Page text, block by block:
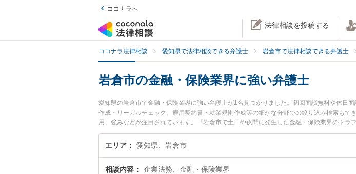
ココナラへ
法律相談を投稿する
ココナラ法律相談 愛知県で法律相談できる弁護士 岩倉市で法律相談できる弁護士
岩倉市の金融・保険業界に強い弁護士
愛知県の岩倉市で金融・保険業界に強い弁護士が1名見つかりました。初回面談無料や休日
作成・リーガルチェック、雇用契約書・就業規則作成等の細かな分野での絞り込み検索も
用、強みなどが注目されています。『岩倉市で土日や夜間に発生した金融・保険業界のト
くの弁護士を検索したい』『初回相談無料で金融・保険業界を法律相談できる岩倉市内の
エリア 愛知県、岩倉市
相談内容 企業法務、金融・保険業界